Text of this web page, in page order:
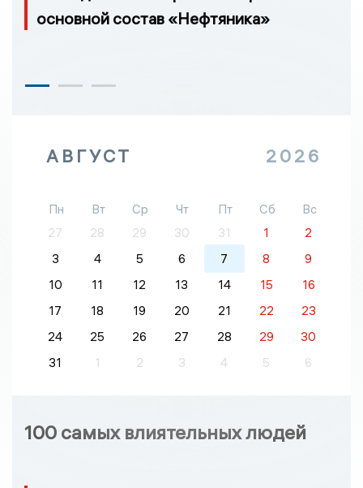
основной состав «Нефтяника»
АВГУСТ 2026
Пн Вт Ср Чт Пт Сб
Вс
27
28 29 30 31 1
2
3
4 5 6 7 8
9
10
11 12 13 14 15
16
17
18 19 20 21 22
23
24
25 26 27 28 29
30
31
1 2 3 4 5 6
100 самых влиятельных людей